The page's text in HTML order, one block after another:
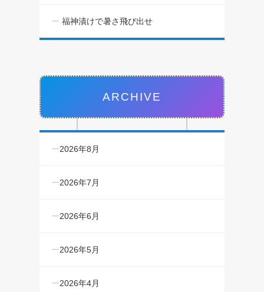
福神漬けで暑さ飛び出せ
ARCHIVE
2026年8月
2026年7月
2026年6月
2026年5月
2026年4月